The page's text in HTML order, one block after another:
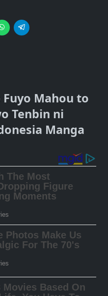
Mahou to
Tenbin ni
Manga